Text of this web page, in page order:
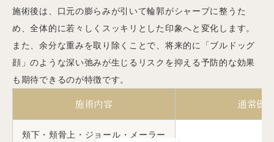
施術後は、口元の膨らみが引いて輪郭がシャープに整うた
め、全体的に若々しくスッキリとした印象へと変化します。
また、余分な重みを取り除くことで、将来的に「ブルドッグ
顔」のような深い弛みが生じるリスクを抑える予防的な効果
も期待できるのが特徴です。
施術内容 通常価
頬下・頬骨上・ジョール・メーラー